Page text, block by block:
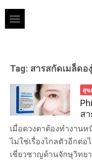
content
Tag: สารสกัดเมล็ดอ
สุข
ส
เมื่อดวงตาต้องทำงาน
ไม่ใช่เรื่องไกลตัวอีกต่
เชี่ยวชาญด้านจักษุวิทย